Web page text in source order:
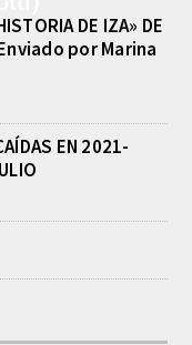
horas de la tarde del
Jorge
por parte de su
DE IZA» DE
por Marina
EN 2021-